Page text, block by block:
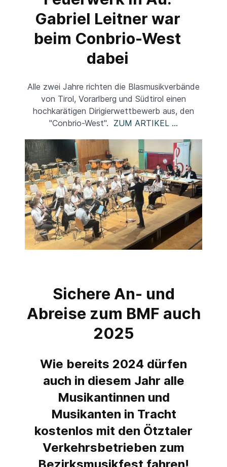
Gabriel Leitner war
beim Conbrio-West
dabei
Alle zwei Jahre richten die Blasmusikverbände
von Tirol, Vorarlberg und Südtirol einen
hochkarätigen Dirigierwettbewerb aus, den
"Conbrio-West". ZUM ARTIKEL ...
Sichere An- und
Abreise zum BMF auch
2025
Wie bereits 2024 dürfen
auch in diesem Jahr alle
Musikantinnen und
Musikanten in Tracht
kostenlos mit den Ötztaler
Verkehrsbetrieben zum